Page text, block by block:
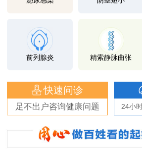
前列腺炎 精索静脉曲张
快速问诊
足不出户咨询健康问题 24小